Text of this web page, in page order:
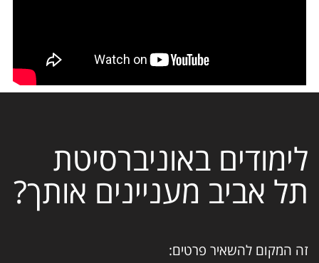
לימודים באוניברסיטת
תל אביב מעניינים אותך?
זה המקום להשאיר פרטים: